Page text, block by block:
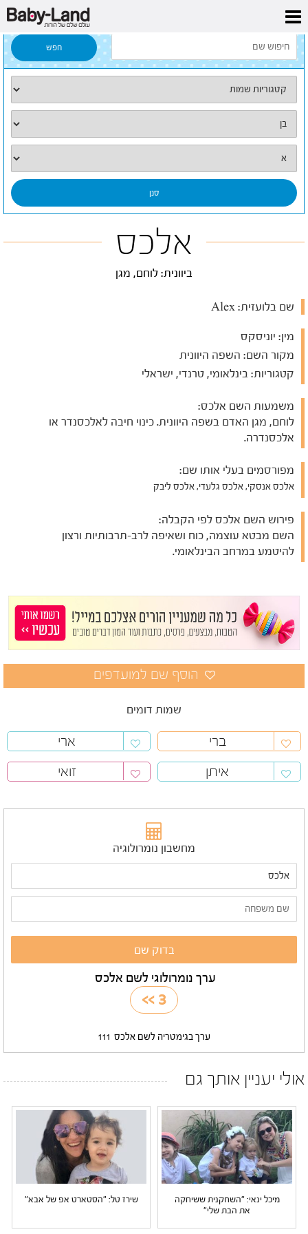
דף הבית
אלכס
ביוונית: לוחם, מגן
שם בלועזית:
מין: יוניסקס
מקור השם: השפה היוונית
קטגוריות: בינלאומי, טרנדי, ישראלי
משמעות השם אלכס:
לוחם, מגן האדם בשפה היוונית. כינוי חיבה לאלכסנדר או
אלכסנדרה.
מפורסמים בעלי אותו שם:
אלכס אנסקי, אלכס גלעדי, אלכס ליבק
פירוש השם אלכס לפי הקבלה:
השם מבטא עוצמה, כוח ושאיפה לרב-תרבותיות ורצון
להיטמע במרחב הבינלאומי.
שמות דומים
ברי
ארי
איתן
זואי
מחשבון נומרולוגיה
ערך נומרולוגי לשם אלכס
3
>>
ערך בגימטריה לשם אלכס 111
אולי יעניין אותך גם
מיכל ינאי: "השחקנית ששיחקה
את הבת שלי"
שירז טל: "הסטארט אפ של אבא"